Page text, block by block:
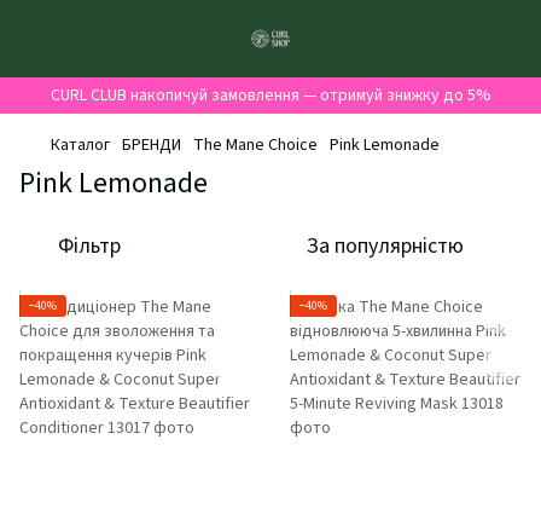
CURL CLUB накопичуй замовлення — отримуй знижку до 5%
Каталог БРЕНДИ The Mane Choice Pink Lemonade
Pink Lemonade
Фільтр За популярністю
−40% −40%